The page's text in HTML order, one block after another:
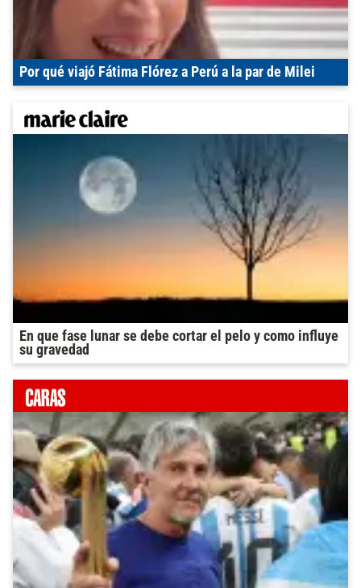
Por qué viajó Fátima Flórez a Perú a la par de Milei
En que fase lunar se debe cortar el pelo y como influye
su gravedad